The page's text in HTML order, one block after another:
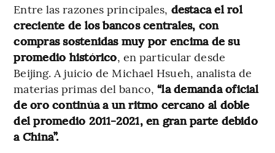
Entre las razones principales, destaca el rol
creciente de los bancos centrales, con
compras sostenidas muy por encima de su
promedio histórico, en particular desde
Beijing. A juicio de Michael Hsueh, analista de
materias primas del banco, “la demanda oficial
de oro continúa a un ritmo cercano al doble
del promedio 2011-2021, en gran parte debido
a China”.